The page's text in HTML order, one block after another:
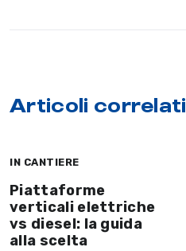
Articoli correlati
IN CANTIERE
Piattaforme
verticali elettriche
vs diesel: la guida
alla scelta